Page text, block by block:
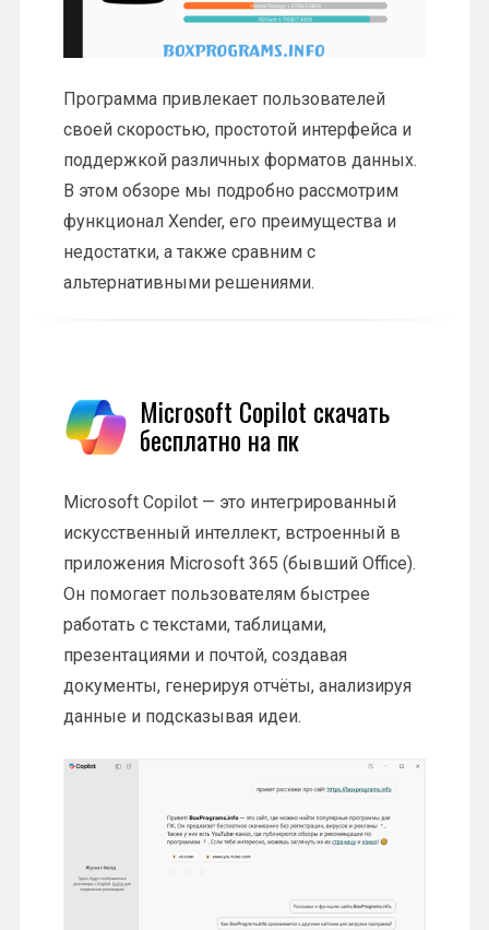
Программа привлекает пользователей
своей скоростью, простотой интерфейса и
поддержкой различных форматов данных.
В этом обзоре мы подробно рассмотрим
функционал Xender, его преимущества и
недостатки, а также сравним с
альтернативными решениями.
Microsoft Copilot скачать
бесплатно на пк
Microsoft Copilot — это интегрированный
искусственный интеллект, встроенный в
приложения Microsoft 365 (бывший Office).
Он помогает пользователям быстрее
работать с текстами, таблицами,
презентациями и почтой, создавая
документы, генерируя отчёты, анализируя
данные и подсказывая идеи.